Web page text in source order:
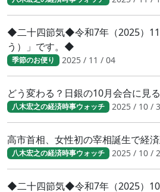
◆二十四節気◆令和7年（2025）11
う）」です。◆
季節のお便り 2025 / 11 / 04
どう変わる？日銀の10月会合に見
八木宏之の経済時事ウォッチ 2025 / 10 /
高市首相、女性初の宰相誕生で経
八木宏之の経済時事ウォッチ 2025 / 10 /
◆二十四節気◆令和7年（2025）10